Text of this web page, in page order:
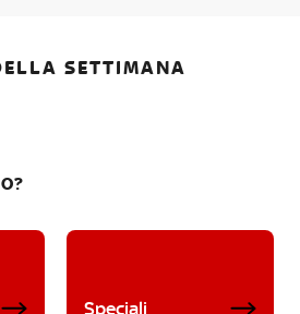
SETTIMANA
Speciali